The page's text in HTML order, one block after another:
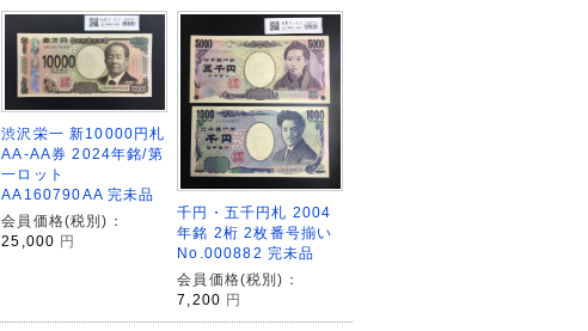
渋沢栄一 新10000円札
AA-AA券 2024年銘/第
一ロット
AA160790AA 完未品
会員価格(税別)：
25,000 円
千円・五千円札 2004
年銘 2桁 2枚番号揃い
No.000882 完未品
会員価格(税別)：
7,200 円